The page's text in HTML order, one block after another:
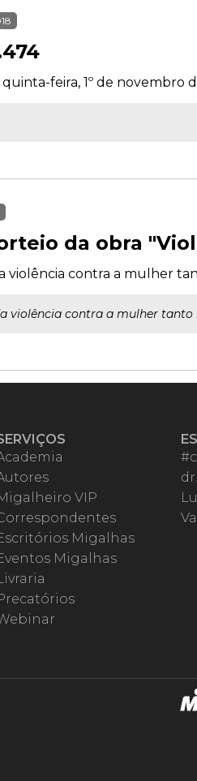
feira, 1º de novembro
da obra
violência contra a mulher
violência contra a mulher
VIP
Migalhas
Migalhas